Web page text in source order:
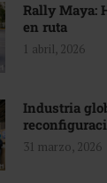
Rally Maya:
en ruta
1 abril, 2026
Industria
31 marzo, 2026